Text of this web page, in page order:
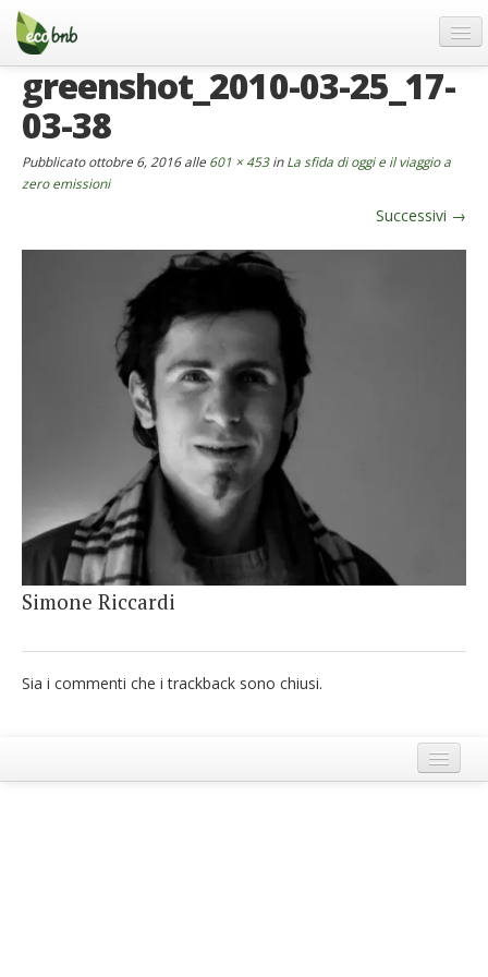
Menu
Salta
contenuto
Blog
Offerte Speciali
Regali
FAQ
French
Italiano
greenshot_2010-03-25_17-
03-38
Pubblicatoottobre 6, 2016alle 601 × 453inLa sfida di oggi e il viaggio a
zero emissioni
Successivi →
Simone Riccardi
Sia i commenti che i trackback sono chiusi.